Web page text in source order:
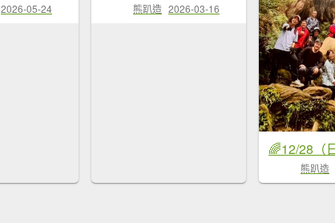
2026-05-24 熊趴造 2026-03-16
熊趴造